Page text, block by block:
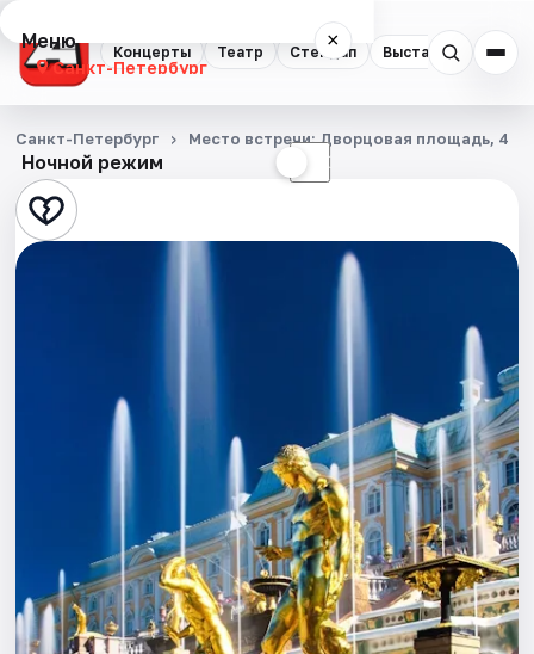
Концерты Театр Стендап Выставки
Меню ×
Санкт-Петербург
Концерты
Театр
Стендап
Экскурсии
Города
Ночной режим ☾
Санкт-Петербург Место встречи: Дворцовая площадь, 4